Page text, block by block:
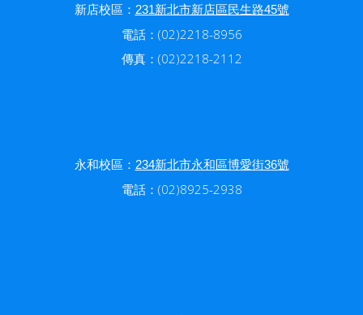
新店校區： 231新北市新店區民生路45號
電話：(02)2218-8956
傳真：(02)2218-2112
永和校區： 234新北市永和區博愛街36號
電話：(02)8925-2938